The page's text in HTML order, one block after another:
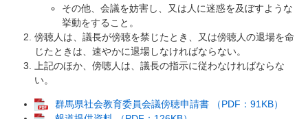
その他、会議を妨害し、又は人に迷惑を及ぼすような
挙動をすること。
傍聴人は、議長が傍聴を禁じたとき、又は傍聴人の退場を命
じたときは、速やかに退場しなければならない。
上記のほか、傍聴人は、議長の指示に従わなければならな
い。
群馬県社会教育委員会議傍聴申請書 （PDF：91KB）